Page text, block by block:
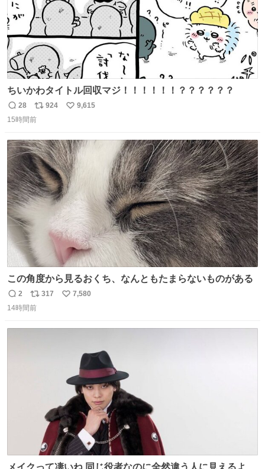
ちいかわタイトル回収マジ！！！！！！？？？？？？
返
信
28
リ
ポ
ト
数
924
い
数
9,615
15時間前
この角度から見るおくち、なんともたまらないものがある
返
信
2
リ
ポ
317
い
7,580
14時間前
メイクって凄いね 同じ役者なのに全然違う人に見えるよ #